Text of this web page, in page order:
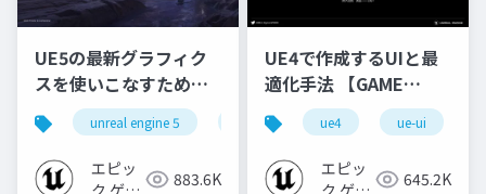
UE5の最新グラフィク
スを使いこなすための4
個の勘所
[CEDEC+KYUSHU
2023]
unreal engine 5 cedec cedec+kyushu
エピッ
883.6K
UE4で作成するUIと最
適化手法 【GAME
CREATORS
CONFERENCE '20】
ue4 ue-ui
エピッ
645.2K